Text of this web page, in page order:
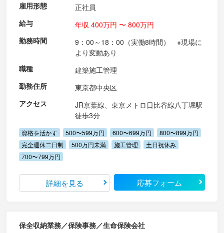
雇用形態
正社員
給与
年収 400万円 〜 800万円
勤務時間
9：00～18：00（実働8時間） ※現場に
より変動あり
職種
建築施工管理
勤務住所
東京都中央区
アクセス
JR京葉線、東京メトロ日比谷線八丁堀駅
徒歩3分
資格を活かす 500〜599万円 600〜699万円
800〜899万円
完全週休二日制
500万円未満 施工管理
土日祝休み
700〜799万円
詳細を見る 応募フォーム
保全収納業務／保険事務／生命保険会社